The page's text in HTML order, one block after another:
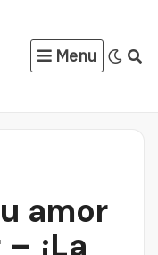
Menu
amor
¡La